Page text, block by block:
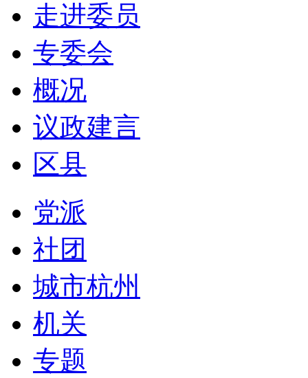
走进委员
专委会
概况
议政建言
区县
党派
社团
城市杭州
机关
专题